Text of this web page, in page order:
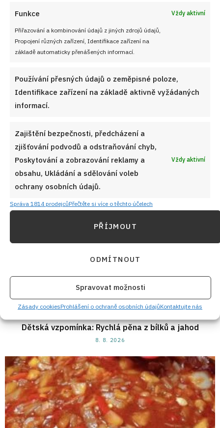
Funkce Vždy aktivní
Přiřazování a kombinování údajů z jiných zdrojů údajů,
Propojení různých zařízení, Identifikace zařízení na
základě automaticky přenášených informací.
Používání přesných údajů o zeměpisné poloze,
Identifikace zařízení na základě aktivně vyžádaných
informací.
Zajištění bezpečnosti, předcházení a
zjišťování podvodů a odstraňování chyb,
Poskytování a zobrazování reklamy a
obsahu, Ukládání a sdělování voleb
ochrany osobních údajů.
Vždy aktivní
Správa 1814 prodejcůPřečtěte si více o těchto účelech
PŘÍJMOUT
ODMÍTNOUT
Spravovat možnosti
Zásady cookiesProhlášení o ochraně osobních údajůKontaktujte nás
Dýně ve sladkokyselém nálevu: Osvěžující domácí
kompot bez ananasu
8. 8. 2026
Dětská vzpomínka: Rychlá pěna z bílků a jahod
8. 8. 2026